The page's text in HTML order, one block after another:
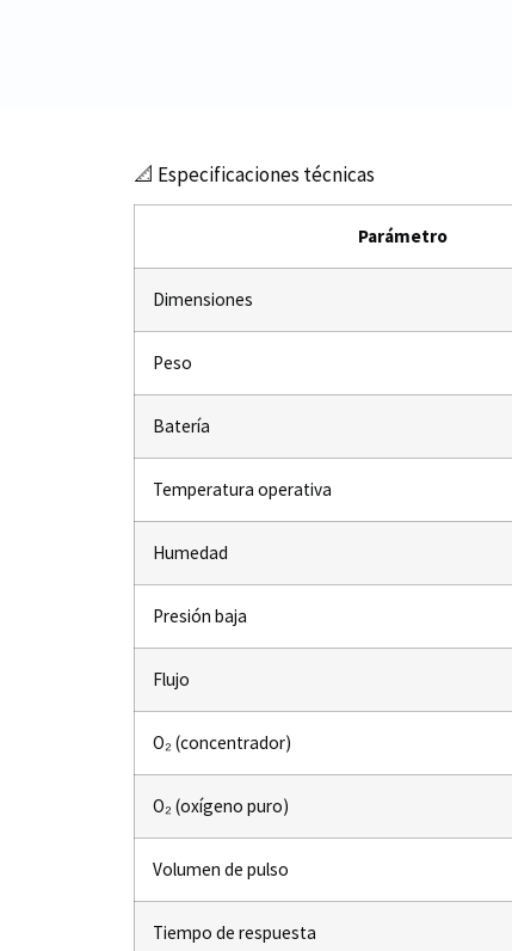
📐 Especificaciones técnicas
Parámetro
Dimensiones
Peso
Batería
Temperatura operativa
Humedad
Presión baja
Flujo
O₂ (concentrador)
O₂ (oxígeno puro)
Volumen de pulso
Tiempo de respuesta